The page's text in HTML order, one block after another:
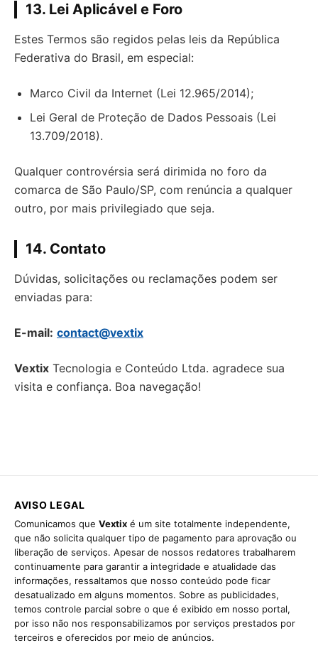
13. Lei Aplicável e Foro
Estes Termos são regidos pelas leis da República
Federativa do Brasil, em especial:
Marco Civil da Internet (Lei 12.965/2014);
Lei Geral de Proteção de Dados Pessoais (Lei
13.709/2018).
Qualquer controvérsia será dirimida no foro da
comarca de São Paulo/SP, com renúncia a qualquer
outro, por mais privilegiado que seja.
14. Contato
Dúvidas, solicitações ou reclamações podem ser
enviadas para:
E-mail: contact@vextix
Vextix Tecnologia e Conteúdo Ltda. agradece sua
visita e confiança. Boa navegação!
AVISO LEGAL
Comunicamos que Vextix é um site totalmente independente,
que não solicita qualquer tipo de pagamento para aprovação ou
liberação de serviços. Apesar de nossos redatores trabalharem
continuamente para garantir a integridade e atualidade das
informações, ressaltamos que nosso conteúdo pode ficar
desatualizado em alguns momentos. Sobre as publicidades,
temos controle parcial sobre o que é exibido em nosso portal,
por isso não nos responsabilizamos por serviços prestados por
terceiros e oferecidos por meio de anúncios.